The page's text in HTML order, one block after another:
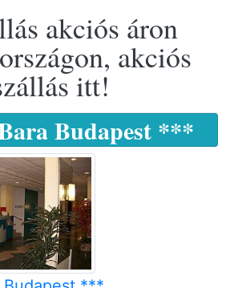
akciós áron
akciós
itt!
Budapest ***